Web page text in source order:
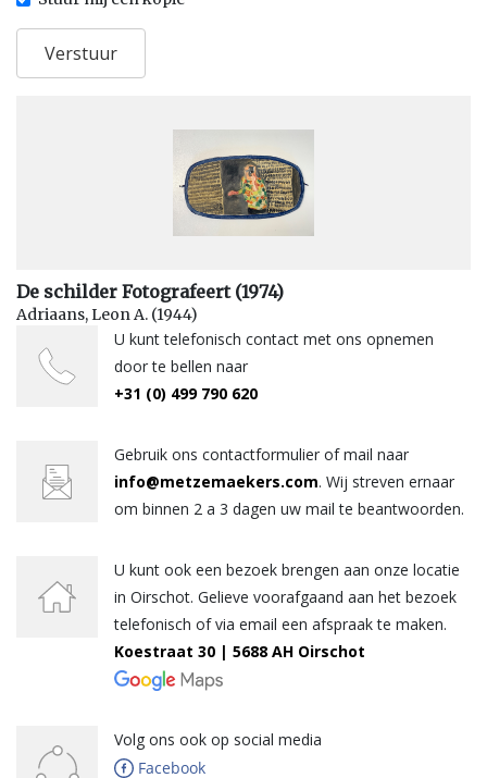
De schilder Fotografeert (1974)
Adriaans, Leon A. (1944)
U kunt telefonisch contact met ons opnemen
door te bellen naar
+31 (0) 499 790 620
Gebruik ons contactformulier of mail naar
info@metzemaekers.com. Wij streven ernaar
om binnen 2 a 3 dagen uw mail te beantwoorden.
U kunt ook een bezoek brengen aan onze locatie
in Oirschot. Gelieve voorafgaand aan het bezoek
telefonisch of via email een afspraak te maken.
Koestraat 30 | 5688 AH Oirschot
Volg ons ook op social media